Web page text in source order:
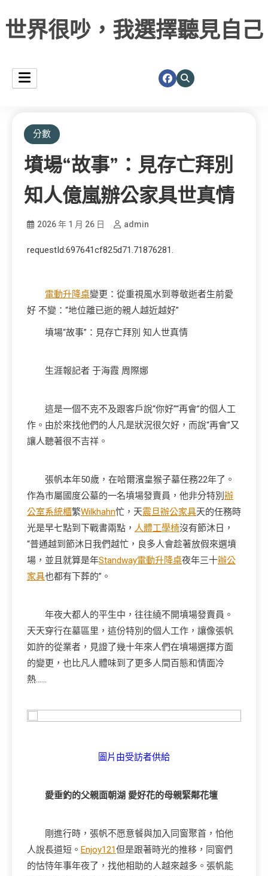
世界很吵，我選擇聽見自己
分數
墳場“故事”：見存亡拜別
知人億嵐辦公家具世真情
2026 年 1 月 26 日 admin
requestId:697641cf825d71.71876281.
電動升降桌變更：從重視風水到尊敬逝者生前愛
好 不變：“地位離已逝的親人越近越好”
墳場“故事”：見存亡拜別 知人世真情
生涯報記者 于海霞 周際娜
這是一個不克不及跟客戶說“你好”“再會”的個人工
作。由於來找他們的人凡是狀況很欠好，而說“再會”又
讓人聽著很不吉祥。
張帆本年50歲，在哈爾濱皇猴子墓任務22年了。
作為市屬國度公墓的一名墳場發賣員，他非分特別 辦
公室系統櫃繁Wilkhahn忙，天震旦辦公家具天的任務時
光是早七點到下戰書兩點， 人體工學椅沒有節沐日，
“普通越到節沐日我們越忙，良多人會趁著放假來選墳
場，並且就算是年Standway電動升降桌夜年三十辦公
家具也都有下葬的”。
年夜大都人的平生中，往往繞不開墳場發賣員。
天天穿行在墓區里，這份特別的個人工作，讓像張帆
如許的從業者，見證了幾十年來人們在墳場選擇方面
的變更，也比凡人體味到了更多人間百態和情面冷
熱……
圖片由受訪者供給
愛垂釣的父親面朝湖 愛好花的母親緊鄰花壇
剛進行時，張帆不愿意餐與加入同窗聚首，怕他
人說長道短。 Enjoy121但是跟著時光的推移，同窗們
的怙恃年事年夜了，找他相助的人越來越多。張帆能